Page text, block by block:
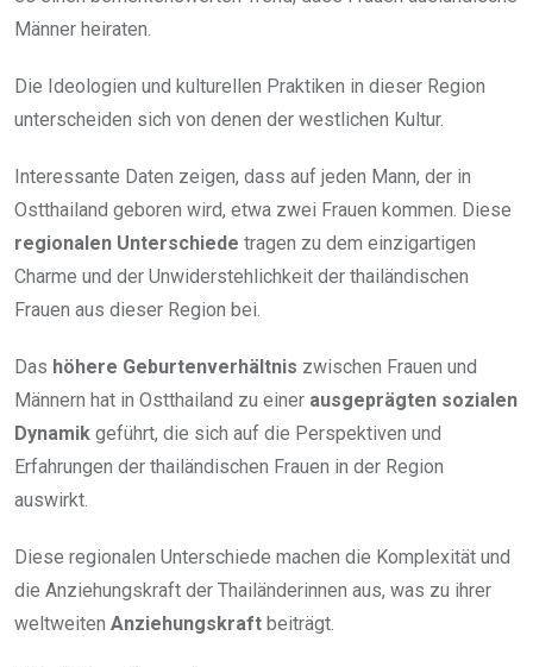
Männer heiraten.
Die Ideologien und kulturellen Praktiken in dieser Region
unterscheiden sich von denen der westlichen Kultur.
Interessante Daten zeigen, dass auf jeden Mann, der in
Ostthailand geboren wird, etwa zwei Frauen kommen. Diese
regionalen Unterschiede tragen zu dem einzigartigen
Charme und der Unwiderstehlichkeit der thailändischen
Frauen aus dieser Region bei.
Das höhere Geburtenverhältnis zwischen Frauen und
Männern hat in Ostthailand zu einer ausgeprägten sozialen
Dynamik geführt, die sich auf die Perspektiven und
Erfahrungen der thailändischen Frauen in der Region
auswirkt.
Diese regionalen Unterschiede machen die Komplexität und
die Anziehungskraft der Thailänderinnen aus, was zu ihrer
weltweiten Anziehungskraft beiträgt.